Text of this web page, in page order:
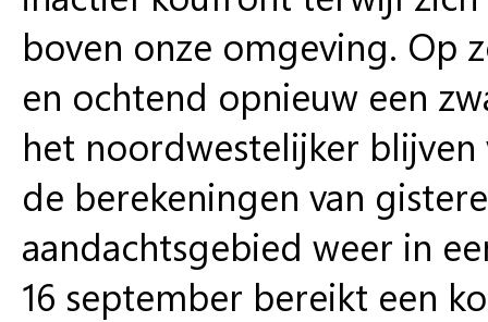
boven onze omgeving. Op
en ochtend opnieuw een
het noordwestelijker
de berekeningen van
aandachtsgebied weer in
16 september bereikt een